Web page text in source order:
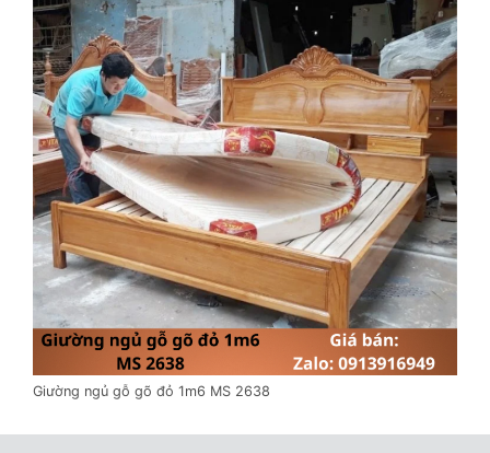
Giường ngủ gỗ gõ đỏ 1m6 MS 2638